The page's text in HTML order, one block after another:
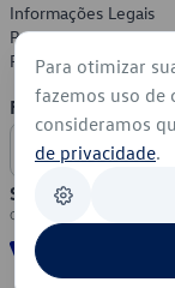
Informações Legais
Política de
Política de Cookies
Formas de
Segurança
Para otimizar
fazemos uso de
consideramos
de privacidade.